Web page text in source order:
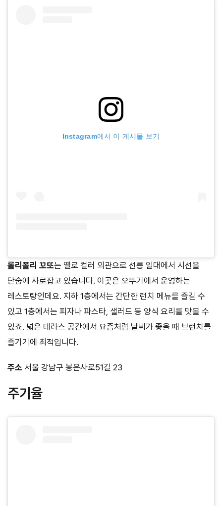
Instagram에서 이 게시물 보기
롤리폴리 꼬또는 옐로 컬러 외관으로 선릉 일대에서 시선을
단숨에 사로잡고 있습니다. 이곳은 오뚜기에서 운영하는
레스토랑인데요. 지하 1층에서는 간단한 런치 메뉴를 즐길 수
있고 1층에서는 피자나 파스타, 샐러드 등 양식 요리를 맛볼 수
있죠. 넓은 테라스 공간에서 요즘처럼 날씨가 좋을 때 브런치를
즐기기에 최적입니다.
주소 서울 강남구 봉은사로51길 23
주기율